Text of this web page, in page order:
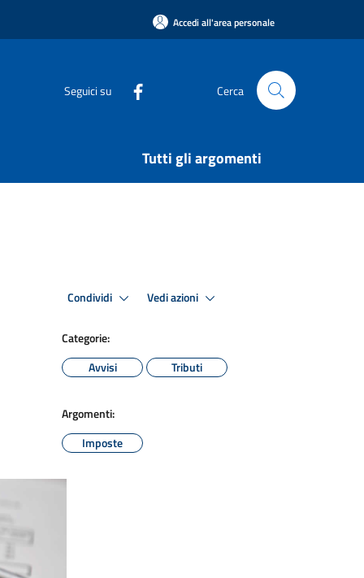
Accedi all'area personale
Seguici su Cerca
Tutti gli argomenti
Condividi Vedi azioni
Categorie:
Avvisi
Tributi
Argomenti:
Imposte